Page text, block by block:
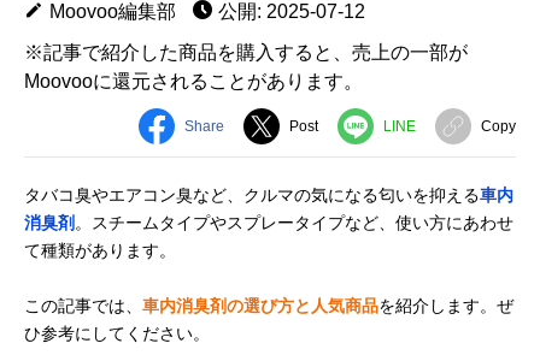
Moovoo編集部
公開: 2025-07-12
※記事で紹介した商品を購入すると、売上の一部が
Moovooに還元されることがあります。
Share Post LINE Copy
タバコ臭やエアコン臭など、クルマの気になる匂いを抑える車内
消臭剤 。スチームタイプやスプレータイプなど、使い方にあわせ
て種類があります。
この記事では、 車内消臭剤の選び方と人気商品を紹介します。ぜ
ひ参考にしてください。